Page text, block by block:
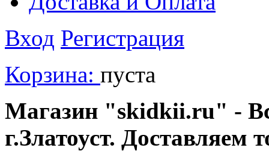
Вход Регистрация
Корзина: пуста
Магазин "skidkii.ru" -
г.Златоуст.